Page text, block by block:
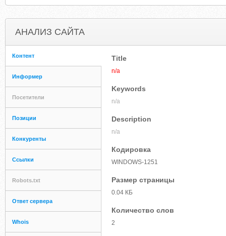
АНАЛИЗ САЙТА
Контент
Информер
Посетители
Позиции
Конкуренты
Ссылки
Robots.txt
Ответ сервера
Whois
Title
n/a
Keywords
n/a
Description
n/a
Кодировка
WINDOWS-1251
Размер страницы
0.04 КБ
Количество слов
2